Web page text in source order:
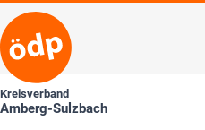
Kreisverband
Amberg-Sulzbach